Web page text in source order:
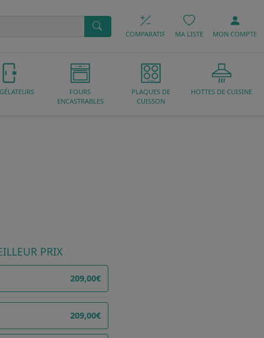
COMPARATIF MA LISTE MON COMPTE
FOURS
ENCASTRABLES
PLAQUES DE
CUISSON
HOTTES DE CUISINE
PRIX
209,00€
209,00€